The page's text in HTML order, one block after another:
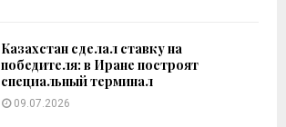
Казахстан сделал ставку на
победителя: в Иране построят
специальный терминал
09.07.2026